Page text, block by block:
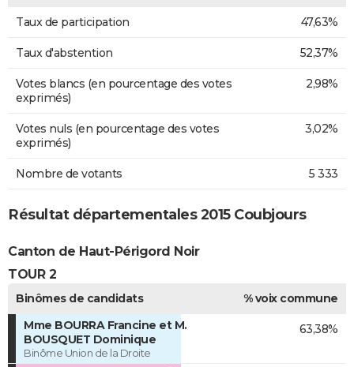
Taux de participation 47,63%
Taux d'abstention 52,37%
Votes blancs (en pourcentage des votes
exprimés)
2,98%
Votes nuls (en pourcentage des votes
exprimés)
3,02%
Nombre de votants 5 333
Résultat départementales 2015 Coubjours
Canton de Haut-Périgord Noir
TOUR 2
Binômes de candidats
% voix commune
Mme BOURRA Francine et M.
BOUSQUET Dominique
Binôme Union de la Droite
63,38%